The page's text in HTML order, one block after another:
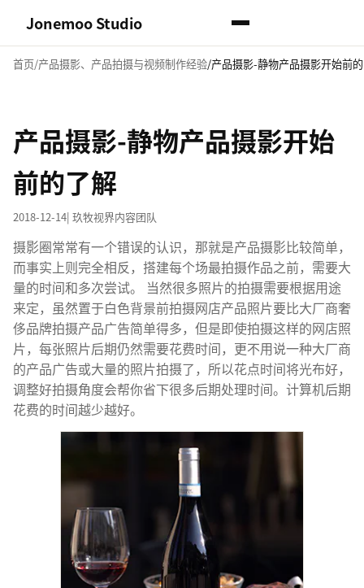
Jonemoo Studio
首页 产品摄影、产品拍摄与视频制作经验 产品摄影-静物产品摄影开始前
产品摄影-静物产品摄影开始
前的了解
2018-12-14| 玖牧视界内容团队
摄影圈常常有一个错误的认识，那就是产品摄影比较简单，
而事实上则完全相反，搭建每个场最拍摄作品之前，需要大
量的时间和多次尝试。 当然很多照片的拍摄需要根据用途
来定，虽然置于白色背景前拍摄网店产品照片要比大厂商奢
侈品牌拍摄产品广告简单得多，但是即使拍摄这样的网店照
片，每张照片后期仍然需要花费时间，更不用说一种大厂商
的产品广告或大量的照片拍摄了，所以花点时间将光布好，
调整好拍摄角度会帮你省下很多后期处理时间。计算机后期
花费的时间越少越好。